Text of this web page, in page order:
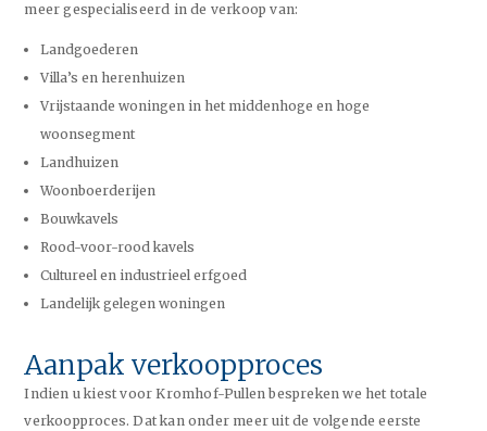
meer gespecialiseerd in de verkoop van:
Landgoederen
Villa’s en herenhuizen
Vrijstaande woningen in het middenhoge en hoge
woonsegment
Landhuizen
Woonboerderijen
Bouwkavels
Rood-voor-rood kavels
Cultureel en industrieel erfgoed
Landelijk gelegen woningen
Aanpak verkoopproces
Indien u kiest voor Kromhof-Pullen bespreken we het totale
verkoopproces. Dat kan onder meer uit de volgende eerste